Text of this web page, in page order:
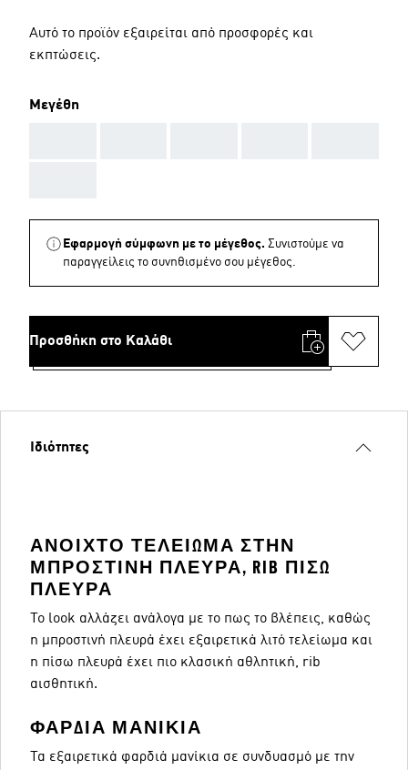
Αυτό το προϊόν εξαιρείται από προσφορές και
εκπτώσεις.
Μεγέθη
Εφαρμογή σύμφωνη με το μέγεθος. Συνιστούμε να
παραγγείλεις το συνηθισμένο σου μέγεθος.
Προσθήκη στο Καλάθι
Ιδιότητες
ΑΝΟΙΧΤΌ ΤΕΛΕΊΩΜΑ ΣΤΗΝ
ΜΠΡΟΣΤΙΝΉ ΠΛΕΥΡΆ, RIB ΠΊΣΩ
ΠΛΕΥΡΆ
Το look αλλάζει ανάλογα με το πως το βλέπεις, καθώς
η μπροστινή πλευρά έχει εξαιρετικά λιτό τελείωμα και
η πίσω πλευρά έχει πιο κλασική αθλητική, rib
αισθητική.
ΦΑΡΔΙΆ ΜΑΝΊΚΙΑ
Τα εξαιρετικά φαρδιά μανίκια σε συνδυασμό με την